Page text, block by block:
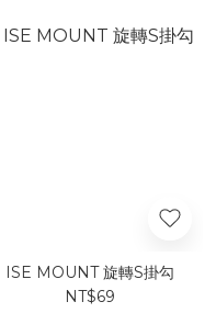
ISE MOUNT 旋轉S掛勾
NT$69